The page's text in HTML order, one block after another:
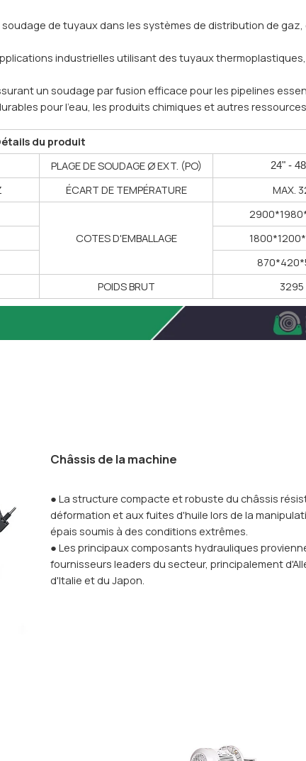
de tuyaux dans les systèmes de distribution de
industrielles utilisant des tuyaux
un soudage par fusion efficace pour les pipelines
pour l'eau, les produits chimiques et autres ressources.
du produit
PLAGE DE SOUDAGE Ø EXT. (PO) 24" -
ÉCART DE TEMPÉRATURE
MAX.
COTES D'EMBALLAGE
POIDS BRUT 3295
Châssis de la machine
● La structure compacte et robuste du châssis
déformation et aux fuites d'huile lors de la
épais soumis à des conditions extrêmes.
● Les principaux composants hydrauliques
fournisseurs leaders du secteur, principalement
d'Italie et du Japon.